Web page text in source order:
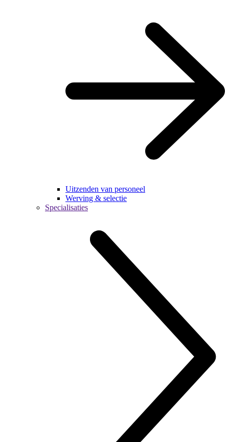
Uitzenden van personeel
Werving & selectie
Specialisaties